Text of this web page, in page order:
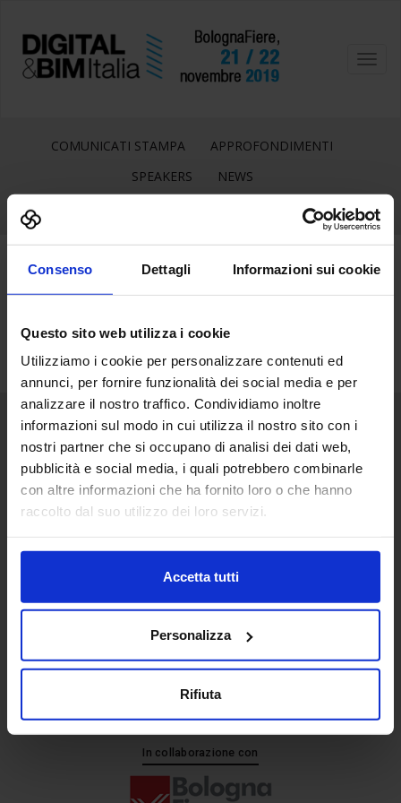
Consenso Dettagli Informazioni sui cookie
Questo sito web utilizza i cookie
Utilizziamo i cookie per personalizzare contenuti ed
annunci, per fornire funzionalità dei social media e per
analizzare il nostro traffico. Condividiamo inoltre
informazioni sul modo in cui utilizza il nostro sito con i
nostri partner che si occupano di analisi dei dati web,
pubblicità e social media, i quali potrebbero combinarle
con altre informazioni che ha fornito loro o che hanno
raccolto dal suo utilizzo dei loro servizi.
Accetta tutti
Personalizza
Rifiuta
COMUNICATI STAMPA
APPROFONDIMENTI
SPEAKERS
NEWS
Senaf srl
+ 39 051.325511
+ 39 02.332039460
In collaborazione con